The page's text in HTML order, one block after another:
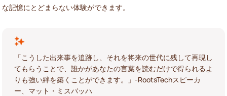
な記憶にとどまらない体験ができます。
「こうした出来事を追跡し、それを将来の世代に残して再現し
てもらうことで、誰かがあなたの言葉を読むだけで得られるよ
りも強い絆を築くことができます。」-RootsTechスピーカ
ー、マット・ミスバッハ